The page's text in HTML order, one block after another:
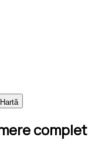
Hartă
complet